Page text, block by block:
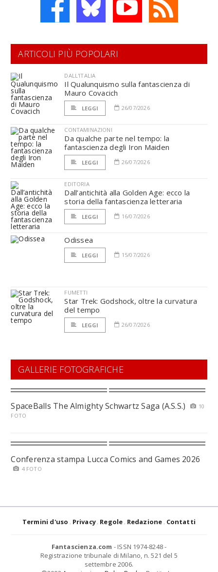
ARTICOLI PIÙ POPOLARI
DALL'ITALIA
Il Qualunquismo sulla fantascienza di
Mauro Covacich
LEGGI 26/07/2026
CONTAMINAZIONI
Da qualche parte nel tempo: la
fantascienza degli Iron Maiden
LEGGI 26/07/2026
EDITORIA
Dall’antichità alla Golden Age: ecco la
storia della fantascienza letteraria
LEGGI 16/07/2026
Odissea
LEGGI 15/07/2026
FUMETTI
Star Trek: Godshock, oltre la curvatura
del tempo
LEGGI 26/07/2026
GALLERIE FOTOGRAFICHE
SpaceBalls The Almighty Schwartz Saga (A.S.S.)
10
FOTO
Conferenza stampa Lucca Comics and Games 2026
4 FOTO
Termini d'uso Privacy Regole Redazione Contatti
Fantascienza.com - ISSN 1974-8248 -
Registrazione tribunale di Milano, n. 521 del 5
settembre 2006.